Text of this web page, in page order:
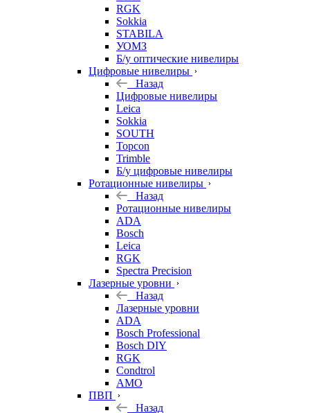
RGK
Sokkia
STABILA
УОМЗ
Б/у оптические нивелиры
Цифровые нивелиры
Назад
Цифровые нивелиры
Leica
Sokkia
SOUTH
Topcon
Trimble
Б/у цифровые нивелиры
Ротационные нивелиры
Назад
Ротационные нивелиры
ADA
Bosch
Leica
RGK
Spectra Precision
Лазерные уровни
Назад
Лазерные уровни
ADA
Bosch Professional
Bosch DIY
RGK
Condtrol
AMO
ПВП
Назад